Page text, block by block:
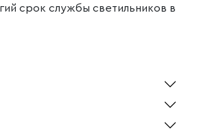
срок службы светильников в